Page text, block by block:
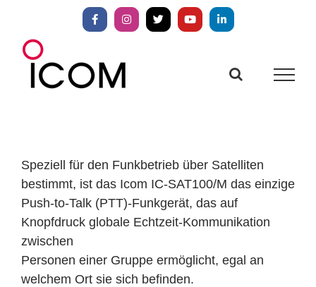
springen
FacebookInstagram
X YouTubeLinkedIn
Speziell für den Funkbetrieb über Satelliten
bestimmt, ist das Icom IC-SAT100/M das einzige
Push-to-Talk (PTT)-Funkgerät, das auf
Knopfdruck globale Echtzeit-Kommunikation
zwischen
Personen einer Gruppe ermöglicht, egal an
welchem Ort sie sich befinden.